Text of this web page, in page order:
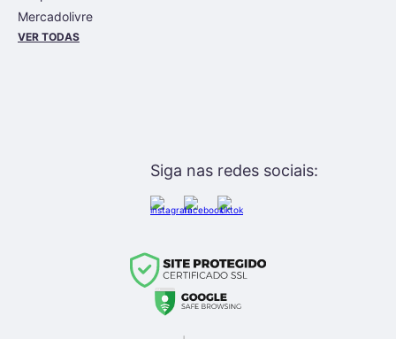
Mercadolivre
VER TODAS
Siga nas redes sociais: